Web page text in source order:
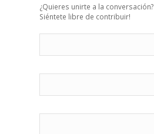
¿Quieres unirte a la conversación?
Siéntete libre de contribuir!